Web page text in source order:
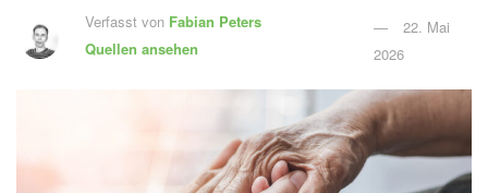
Verfasst von Fabian Peters
Quellen ansehen
22. Mai
2026